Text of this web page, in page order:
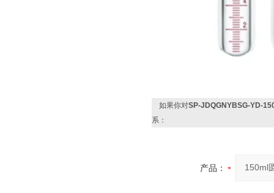
如果你对SP-JDQGNYBSG-YD-
系：
产品：